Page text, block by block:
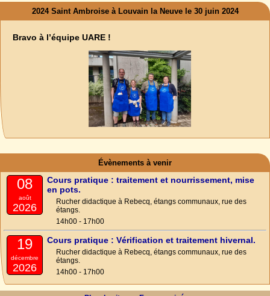
2024 Saint Ambroise à Louvain la Neuve le 30 juin 2024
Bravo à l’équipe UARE !
Évènements à venir
08
août
2026
Cours pratique : traitement et nourrissement, mise
en pots.
Rucher didactique à Rebecq, étangs communaux, rue des
étangs.
14h00 - 17h00
19
décembre
2026
Cours pratique : Vérification et traitement hivernal.
Rucher didactique à Rebecq, étangs communaux, rue des
étangs.
14h00 - 17h00